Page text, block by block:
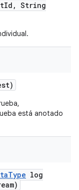
Id , String
está anotado
Type log